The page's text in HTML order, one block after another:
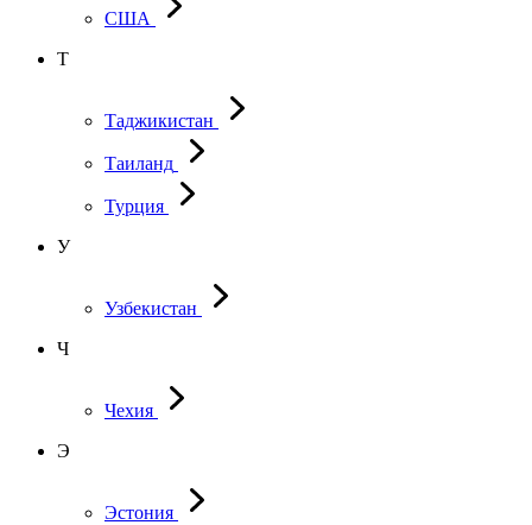
США
Т
Таджикистан
Таиланд
Турция
У
Узбекистан
Ч
Чехия
Э
Эстония